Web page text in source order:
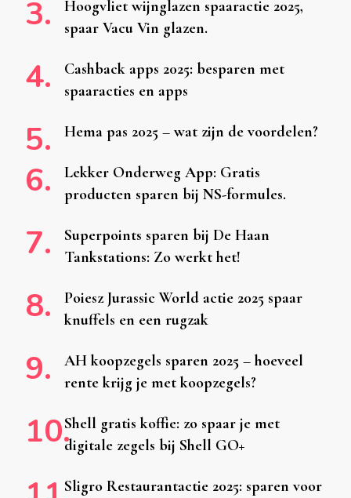
Hoogvliet wijnglazen spaaractie 2025,
spaar Vacu Vin glazen.
Cashback apps 2025: besparen met
spaaracties en apps
Hema pas 2025 – wat zijn de voordelen?
Lekker Onderweg App: Gratis
producten sparen bij NS-formules.
Superpoints sparen bij De Haan
Tankstations: Zo werkt het!
Poiesz Jurassic World actie 2025 spaar
knuffels en een rugzak
AH koopzegels sparen 2025 – hoeveel
rente krijg je met koopzegels?
Shell gratis koffie: zo spaar je met
digitale zegels bij Shell GO+
Sligro Restaurantactie 2025: sparen voor